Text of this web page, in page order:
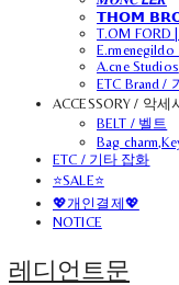
𝗧𝗛𝗢𝗠
T.OM FORD
E.rmenegildo
A.cne Studios
ETC Brand /
ACCESSORY / 악세
BELT / 벨트
Bag
ETC / 기타 잡화
⭐SALE⭐
💖개인결제💖
NOTICE
레디언트문